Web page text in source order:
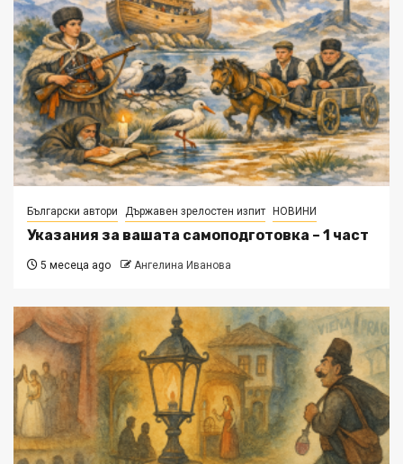
Български автори Държавен зрелостен изпит НОВИНИ
Указания за вашата самоподготовка – 1 част
5 месеца ago Ангелина Иванова